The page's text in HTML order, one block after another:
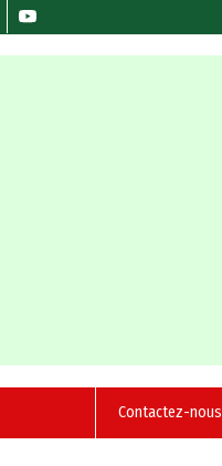
Contactez-nous